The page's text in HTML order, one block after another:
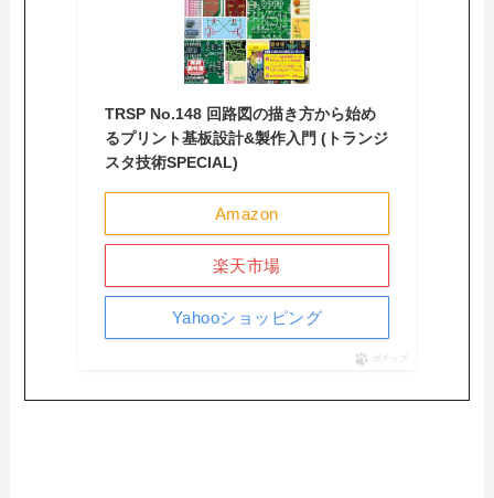
TRSP No.148 回路図の描き方から始め
るプリント基板設計&製作入門 (トランジ
スタ技術SPECIAL)
Amazon
楽天市場
Yahooショッピング
ポチップ